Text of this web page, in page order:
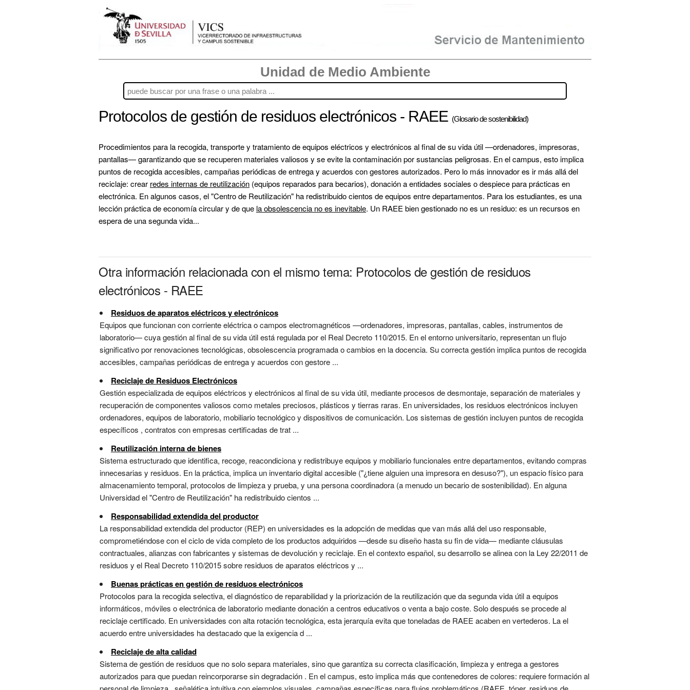
Unidad de Medio Ambiente
Protocolos de gestión de residuos electrónicos - RAEE (Glosario de sostenibilidad)
Procedimientos para la recogida, transporte y tratamiento de equipos eléctricos y electrónicos al final de su vida útil —ordenadores, impresoras,
pantallas— garantizando que se recuperen materiales valiosos y se evite la contaminación por sustancias peligrosas. En el campus, esto implica
puntos de recogida accesibles, campañas periódicas de entrega y acuerdos con gestores autorizados. Pero lo más innovador es ir más allá del
reciclaje: crear redes internas de reutilización (equipos reparados para becarios), donación a entidades sociales o despiece para prácticas en
electrónica. En algunos casos, el "Centro de Reutilización" ha redistribuido cientos de equipos entre departamentos. Para los estudiantes, es una
lección práctica de economía circular y de que la obsolescencia no es inevitable. Un RAEE bien gestionado no es un residuo: es un recursos en
espera de una segunda vida...
Otra información relacionada con el mismo tema: Protocolos de gestión de residuos
electrónicos - RAEE
Residuos de aparatos eléctricos y electrónicos
Equipos que funcionan con corriente eléctrica o campos electromagnéticos —ordenadores, impresoras, pantallas, cables, instrumentos de
laboratorio— cuya gestión al final de su vida útil está regulada por el Real Decreto 110/2015. En el entorno universitario, representan un flujo
significativo por renovaciones tecnológicas, obsolescencia programada o cambios en la docencia. Su correcta gestión implica puntos de recogida
accesibles, campañas periódicas de entrega y acuerdos con gestore ...
Reciclaje de Residuos Electrónicos
Gestión especializada de equipos eléctricos y electrónicos al final de su vida útil, mediante procesos de desmontaje, separación de materiales y
recuperación de componentes valiosos como metales preciosos, plásticos y tierras raras. En universidades, los residuos electrónicos incluyen
ordenadores, equipos de laboratorio, mobiliario tecnológico y dispositivos de comunicación. Los sistemas de gestión incluyen puntos de recogida
específicos , contratos con empresas certificadas de trat ...
Reutilización interna de bienes
Sistema estructurado que identifica, recoge, reacondiciona y redistribuye equipos y mobiliario funcionales entre departamentos, evitando compras
innecesarias y residuos. En la práctica, implica un inventario digital accesible ("¿tiene alguien una impresora en desuso?"), un espacio físico para
almacenamiento temporal, protocolos de limpieza y prueba, y una persona coordinadora (a menudo un becario de sostenibilidad). En alguna
Universidad el "Centro de Reutilización" ha redistribuido cientos ...
Responsabilidad extendida del productor
La responsabilidad extendida del productor (REP) en universidades es la adopción de medidas que van más allá del uso responsable,
comprometiéndose con el ciclo de vida completo de los productos adquiridos —desde su diseño hasta su fin de vida— mediante cláusulas
contractuales, alianzas con fabricantes y sistemas de devolución y reciclaje. En el contexto español, su desarrollo se alinea con la Ley 22/2011 de
residuos y el Real Decreto 110/2015 sobre residuos de aparatos eléctricos y ...
Buenas prácticas en gestión de residuos electrónicos
Protocolos para la recogida selectiva, el diagnóstico de reparabilidad y la priorización de la reutilización que da segunda vida útil a equipos
informáticos, móviles o electrónica de laboratorio mediante donación a centros educativos o venta a bajo coste. Solo después se procede al
reciclaje certificado. En universidades con alta rotación tecnológica, esta jerarquía evita que toneladas de RAEE acaben en vertederos. La el
acuerdo entre universidades ha destacado que la exigencia d ...
Reciclaje de alta calidad
Sistema de gestión de residuos que no solo separa materiales, sino que garantiza su correcta clasificación, limpieza y entrega a gestores
autorizados para que puedan reincorporarse sin degradación . En el campus, esto implica más que contenedores de colores: requiere formación al